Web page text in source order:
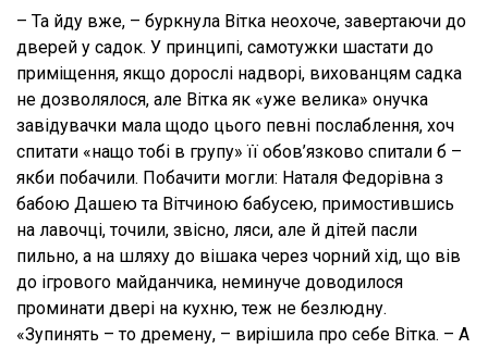
– Та йду вже, – буркнула Вітка неохоче, завертаючи до
дверей у садок. У принципі, самотужки шастати до
приміщення, якщо дорослі надворі, вихованцям садка
не дозволялося, але Вітка як «уже велика» онучка
завідувачки мала щодо цього певні послаблення, хоч
спитати «нащо тобі в групу» її обов’язково спитали б –
якби побачили. Побачити могли: Наталя Федорівна з
бабою Дашею та Вітчиною бабусею, примостившись
на лавочці, точили, звісно, ляси, але й дітей пасли
пильно, а на шляху до вішака через чорний хід, що вів
до ігрового майданчика, неминуче доводилося
проминати двері на кухню, теж не безлюдну.
«Зупинять – то дремену, – вирішила про себе Вітка. – А